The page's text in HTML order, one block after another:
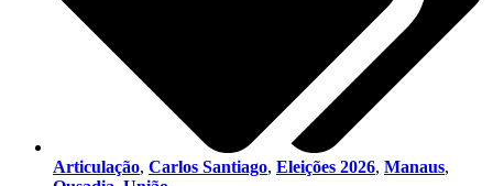
Articulação, Carlos Santiago, Eleições 2026, Manaus,